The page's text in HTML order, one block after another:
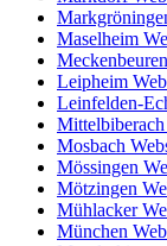
Maselheim
Leipheim
Leinfelden-
Mittelbiberach
Mosbach
Mössingen
Mötzingen
Mühlacker
München